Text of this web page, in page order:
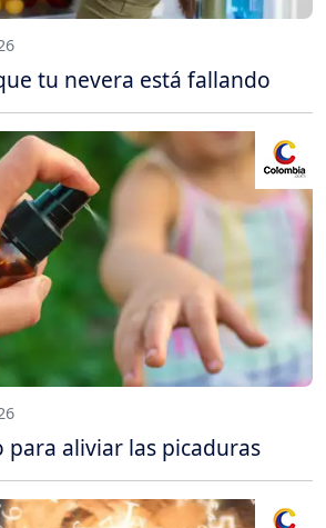
tu nevera está fallando
para aliviar las picaduras